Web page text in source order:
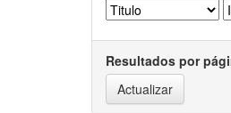
Resultados por